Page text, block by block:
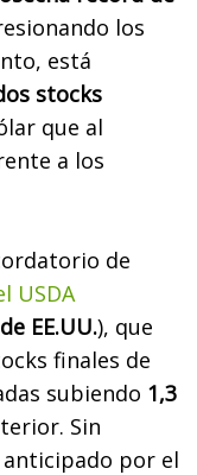
los
está
stocks
que al
a los
de
USDA
EE.UU.), que
finales de
subiendo 1,3
Sin
por el